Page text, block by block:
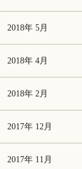
2018年 5月
2018年 4月
2018年 2月
2017年 12月
2017年 11月